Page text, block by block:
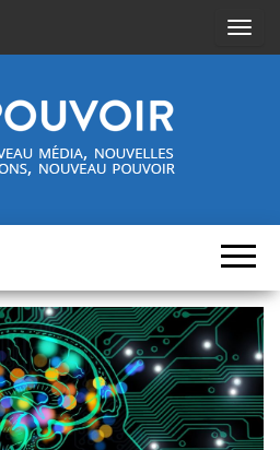
A
r
m
s
q
média,
nouveau
pouvoir